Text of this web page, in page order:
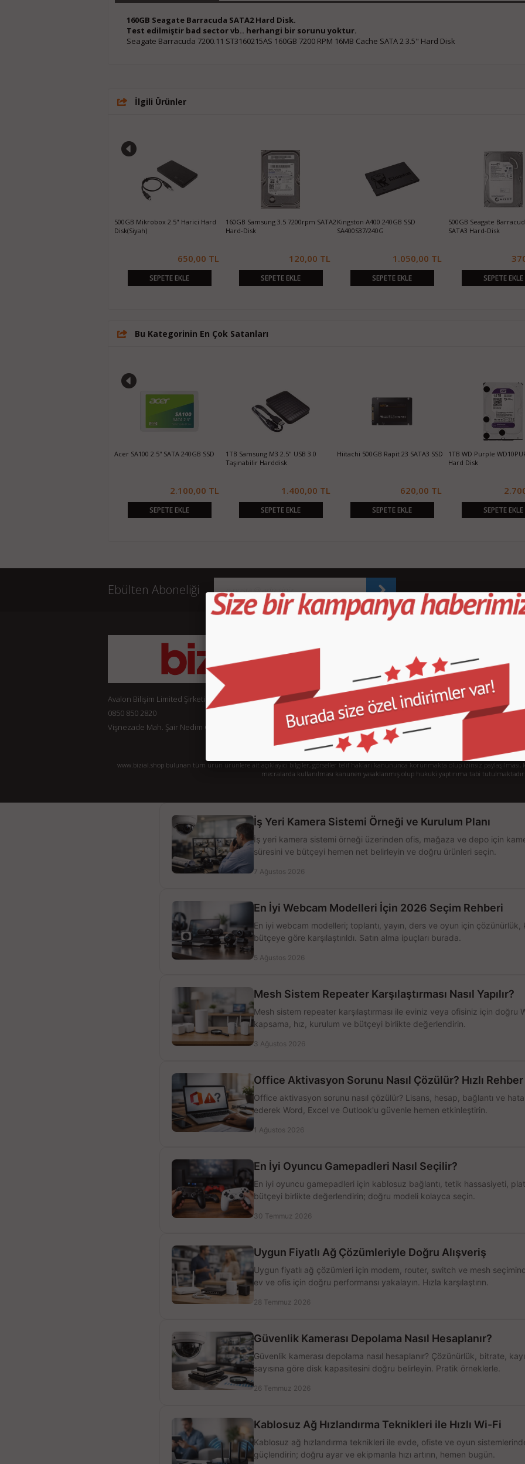
160GB Seagate Barracuda SATA2 Hard Disk.
Test edilmiştir bad sector vb.. herhangi bir sorunu yoktur.
Seagate Barracuda 7200.11 ST3160215AS 160GB 7200 RPM 16MB Cache SATA 2 3.5" Hard Disk
İlgili Ürünler
500GB Mikrobox 2.5" Harici Hard
Disk(Siyah)
650,00 TL
SEPETE EKLE
160GB Samsung 3.5 7200rpm SATA2
Hard-Disk
120,00 TL
SEPETE EKLE
Kingston A400 240GB SSD
SA400S37/240G
1.050,00 TL
SEPETE EKLE
500GB Seagate
SATA3 Hard-Disk
SEPETE EKLE
Bu Kategorinin En Çok Satanları
Acer SA100 2.5'' SATA 240GB SSD
2.100,00 TL
SEPETE EKLE
1TB Samsung M3 2.5" USB 3.0
Taşınabilir Harddisk
1.400,00 TL
SEPETE EKLE
Hiitachi 500GB Rapit 23 SATA3 SSD
620,00 TL
SEPETE EKLE
1TB WD Purple
Hard Disk
SEPETE EKLE
Ebülten Aboneliği
Avalon Bilişim Limited Şirketi
0850 850 2820
Vişnezade Mah. Şair Nedim Cad. Konak Ap. No:77/1 Beşiktaş - İstanbul
Sipariş Takibi
Gizlilik ve Kullanım Şartları
Kargo ve Taşıma Bilgileri
Garanti ve İade
Sistem Toplama
www.bizial.shop bulunan tüm ürün ürünlere ait açıklayıcı bilgiler, görseller telif hakları kanununca korunmakta olup izinsiz paylaşılması,
mecralarda kullanılması kanunen yasaklanmış olup hukuki yaptırıma tabi tutulmaktadır.
İş Yeri Kamera Sistemi Örneği ve Kurulum Planı
İş yeri kamera sistemi örneği üzerinden ofis, mağaza ve depo için
süresini ve bütçeyi hemen net belirleyin ve doğru ürünleri seçin.
7 Ağustos 2026
En İyi Webcam Modelleri İçin 2026 Seçim Rehberi
En iyi webcam modelleri; toplantı, yayın, ders ve oyun için çözünürlük,
bütçeye göre karşılaştırıldı. Satın alma ipuçları burada.
5 Ağustos 2026
Mesh Sistem Repeater Karşılaştırması Nasıl Yapılır?
Mesh sistem repeater karşılaştırması ile eviniz veya ofisiniz için doğru
kapsama, hız, kurulum ve bütçeyi birlikte değerlendirin.
3 Ağustos 2026
Office Aktivasyon Sorunu Nasıl Çözülür? Hızlı Rehber
Office aktivasyon sorunu nasıl çözülür? Lisans, hesap, bağlantı ve hata
ederek Word, Excel ve Outlook'u güvenle hemen etkinleştirin.
1 Ağustos 2026
En İyi Oyuncu Gamepadleri Nasıl Seçilir?
En iyi oyuncu gamepadleri için kablosuz bağlantı, tetik hassasiyeti,
bütçeyi birlikte değerlendirin; doğru modeli kolayca seçin.
30 Temmuz 2026
Uygun Fiyatlı Ağ Çözümleriyle Doğru Alışveriş
Uygun fiyatlı ağ çözümleri için modem, router, switch ve mesh
ev ve ofis için doğru performansı yakalayın. Hızla karşılaştırın.
28 Temmuz 2026
Güvenlik Kamerası Depolama Nasıl Hesaplanır?
Güvenlik kamerası depolama nasıl hesaplanır? Çözünürlük, bitrate,
sayısına göre disk kapasitesini doğru belirleyin. Pratik örneklerle.
26 Temmuz 2026
Kablosuz Ağ Hızlandırma Teknikleri ile Hızlı Wi-Fi
Kablosuz ağ hızlandırma teknikleri ile evde, ofiste ve oyun sistemlerinde
güçlendirin; doğru ayar ve ekipmanla hızı artırın, hemen bugün.